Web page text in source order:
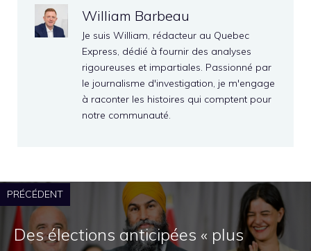
William Barbeau
Je suis William, rédacteur au Quebec
Express, dédié à fournir des analyses
rigoureuses et impartiales. Passionné par
le journalisme d'investigation, je m'engage
à raconter les histoires qui comptent pour
notre communauté.
PRÉCÉDENT
Des élections anticipées « plus